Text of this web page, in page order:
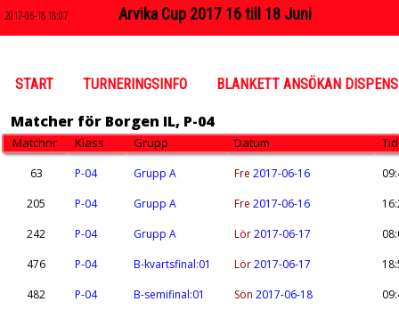
2017-06-18 18:07 Arvika Cup 2017 16 till 18 Juni
START TURNERINGSINFO BLANKETT ANSÖKAN DISPENS
Matcher för Borgen IL, P-04
Matchnr Klass Grupp Datum Tid
63 P-04 Grupp A Fre 2017-06-16
205
P-04 Grupp A Fre 2017-06-16
242
P-04 Grupp A Lör2017-06-17
476
P-04 B-kvartsfinal:01 Lör2017-06-17
482
P-04 B-semifinal:01 Sön 2017-06-18